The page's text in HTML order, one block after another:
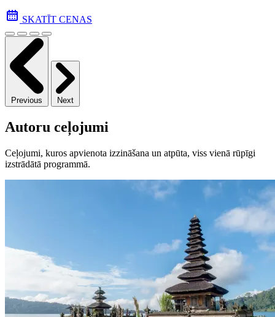
SKATĪT CENAS
Previous Next
Autoru ceļojumi
Ceļojumi, kuros apvienota izzināšana un atpūta, viss vienā rūpīgi
izstrādātā programmā.